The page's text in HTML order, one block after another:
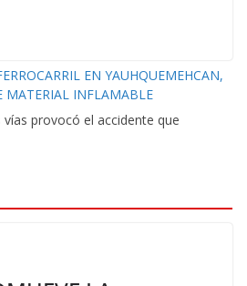
EN YAUHQUEMEHCAN,
INFLAMABLE
provocó el accidente que